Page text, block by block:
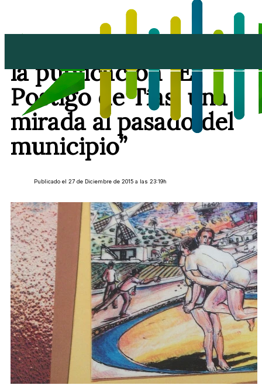
la publicación “El
Postigo de Tías, una
mirada al pasado del
municipio”
Publicado el 27 de Diciembre de 2015 a las 23:19h